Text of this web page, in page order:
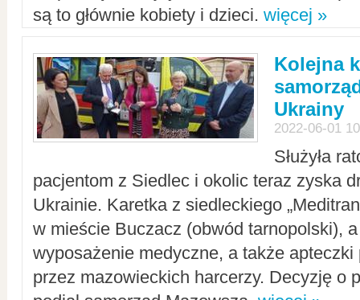
są to głównie kobiety i dzieci. więcej »
Kolejna
Ukrainy
2022-06-01
Służyła
pacjentom z Siedlec i okolic teraz zyska
Ukrainie. Karetka z siedleckiego
w mieście Buczacz (obwód tarnopolski),
wyposażenie medyczne, a także apteczki
przez mazowieckich harcerzy. Decyzję o